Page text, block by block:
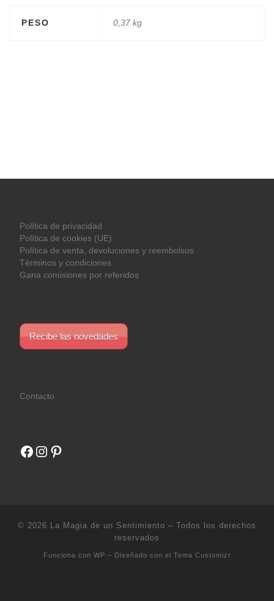
PESO 0,37 kg
Política de privacidad
Política de cookies (UE)
Política de venta, devoluciones y reembolsos
Términos y condiciones
Gana comisiones por referidos
Recibe las novedades
Contacto
Facebook
Instagram
Pinterest
© 2026 La Magia de un Sentimiento – Todos los derechos
reservados
Funciona con WP – Diseñado con el Tema Customizr